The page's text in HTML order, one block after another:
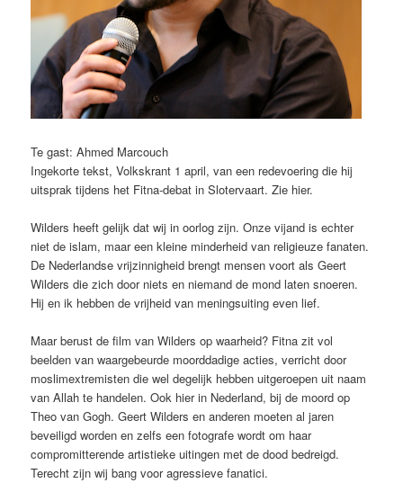
Te gast: Ahmed Marcouch
Ingekorte tekst, Volkskrant 1 april, van een redevoering die hij
uitsprak tijdens het Fitna-debat in Slotervaart. Zie hier.
Wilders heeft gelijk dat wij in oorlog zijn. Onze vijand is echter
niet de islam, maar een kleine minderheid van religieuze fanaten.
De Nederlandse vrijzinnigheid brengt mensen voort als Geert
Wilders die zich door niets en niemand de mond laten snoeren.
Hij en ik hebben de vrijheid van meningsuiting even lief.
Maar berust de film van Wilders op waarheid? Fitna zit vol
beelden van waargebeurde moorddadige acties, verricht door
moslimextremisten die wel degelijk hebben uitgeroepen uit naam
van Allah te handelen. Ook hier in Nederland, bij de moord op
Theo van Gogh. Geert Wilders en anderen moeten al jaren
beveiligd worden en zelfs een fotografe wordt om haar
compromitterende artistieke uitingen met de dood bedreigd.
Terecht zijn wij bang voor agressieve fanatici.